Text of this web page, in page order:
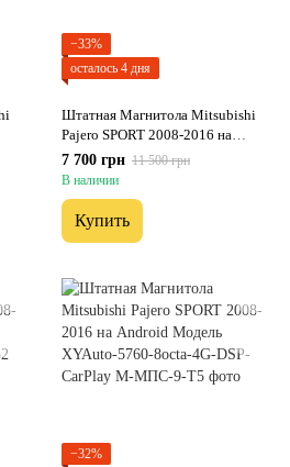
−33%
осталось 4 дня
Штатная Магнитола Mitsubishi
Pajero SPORT 2008-2016 на
Android Модель XYAuto-7212-
8octa-CarPlay
7 700 грн 11 500 грн
В наличии
Купить
−32%